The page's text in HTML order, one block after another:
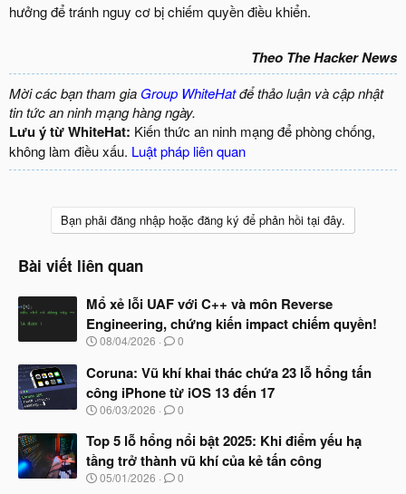
hưởng để tránh nguy cơ bị chiếm quyền điều khiển.​
Theo The Hacker News
Mời các bạn tham gia Group WhiteHatđể thảo luận và cập nhật
tin tức an ninh mạng hàng ngày.
Lưu ý từ WhiteHat: Kiến thức an ninh mạng để phòng chống,
không làm điều xấu. Luật pháp liên quan
Bạn phải đăng nhập hoặc đăng ký để phản hồi tại đây.
Bài viết liên quan
Mổ xẻ lỗi UAF với C++ và môn Reverse
Engineering, chứng kiến impact chiếm quyền!
N
à
b
ắ
đ
ầ
u
08/04/2026 0
Coruna: Vũ khí khai thác chứa 23 lỗ hổng tấn
công iPhone từ iOS 13 đến 17
N
à
y
b
ắ
06/03/2026 0
Top 5 lỗ hổng nổi bật 2025: Khi điểm yếu hạ
tầng trở thành vũ khí của kẻ tấn công
N
05/01/2026 0